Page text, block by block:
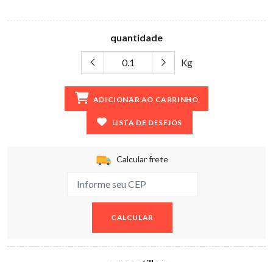
quantidade
Kg
ADICIONAR AO CARRINHO
LISTA DE DESEJOS
Calcular frete
CALCULAR